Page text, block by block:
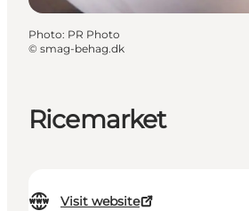
Ricemarket
Visit website
Photo: PR Photo
© smag-behag.dk